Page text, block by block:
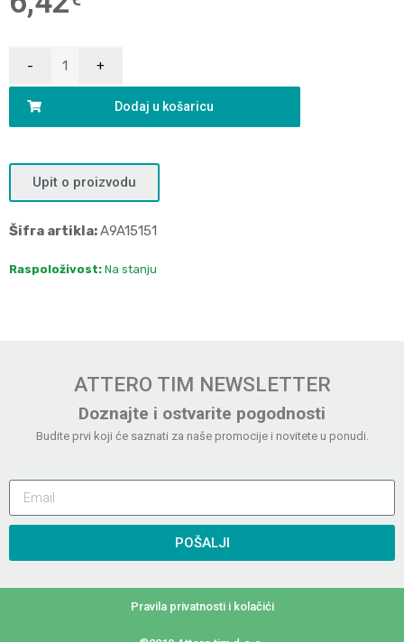
Dodaj u košaricu
Upit o proizvodu
Šifra artikla:A9A15151
Raspoloživost: Na stanju
ATTERO TIM NEWSLETTER
Doznajte i ostvarite pogodnosti
Budite prvi koji će saznati za naše promocije i novitete u ponudi.
POŠALJI
Pravila privatnosti i kolačići